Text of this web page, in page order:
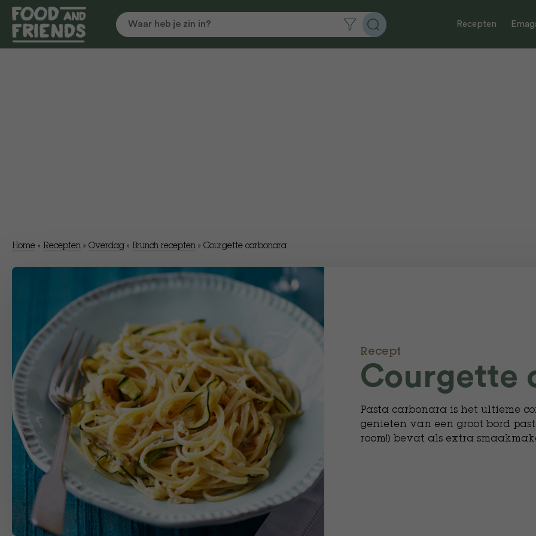
Recepten
Home » Recepten » Overdag » Brunch recepten » Courgette carbonara
Recept
Courgette
Pasta carbonara is het ultieme
genieten van een groot bord
room!) bevat als extra